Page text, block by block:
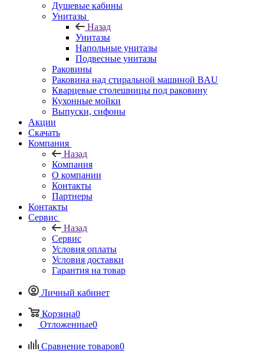
Душевые кабины
Унитазы
Назад
Унитазы
Напольные унитазы
Подвесные унитазы
Раковины
Раковина над стиральной машиной BAU
Кварцевые столешницы под раковину
Кухонные мойки
Выпуски, сифоны
Акции
Скачать
Компания
Назад
Компания
О компании
Контакты
Партнеры
Контакты
Сервис
Назад
Сервис
Условия оплаты
Условия доставки
Гарантия на товар
Личный кабинет
Корзина0
Отложенные0
Сравнение товаров0